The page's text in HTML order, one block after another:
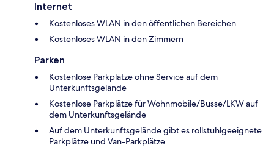
Internet
Kostenloses WLAN in den öffentlichen Bereichen
Kostenloses WLAN in den Zimmern
Parken
Kostenlose Parkplätze ohne Service auf dem
Unterkunftsgelände
Kostenlose Parkplätze für Wohnmobile/Busse/LKW auf
dem Unterkunftsgelände
Auf dem Unterkunftsgelände gibt es rollstuhlgeeignete
Parkplätze und Van-Parkplätze